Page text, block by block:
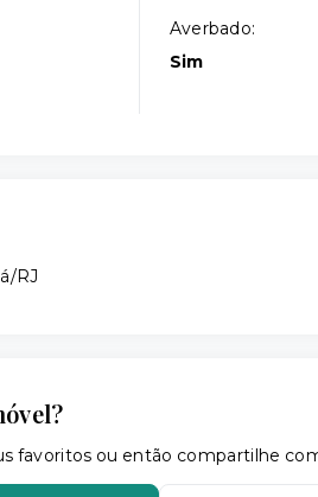
Averbado:
Sim
RJ
favoritos ou então compartilhe